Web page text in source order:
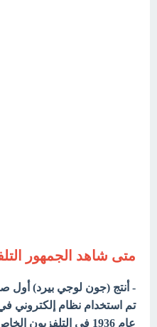
متى شاهد الجمهور
تم استخدام نظام إلكتروني
عام 1936 في التلفزيون